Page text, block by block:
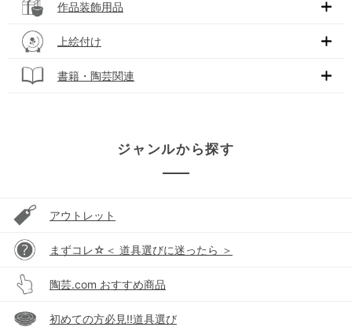
作品装飾用品
上絵付け
書籍・陶芸関連
ジャンルから探す
アウトレット
まずコレ☆＜ 道具選びに迷ったら ＞
陶芸.com おすすめ商品
初めての方必見!!道具選び